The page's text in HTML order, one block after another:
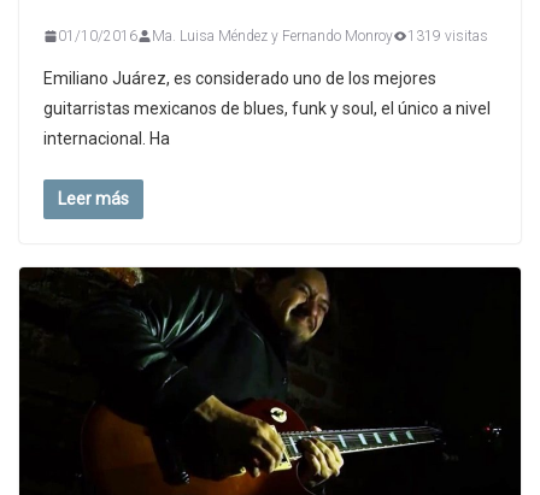
01/10/2016 Ma. Luisa Méndez y Fernando Monroy 1319 visitas
Emiliano Juárez, es considerado uno de los mejores
guitarristas mexicanos de blues, funk y soul, el único a nivel
internacional. Ha
Leer más